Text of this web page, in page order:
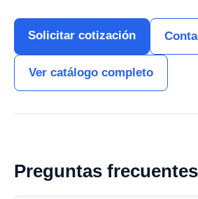
Solicitar cotización
Ver catálogo completo
Preguntas frecuentes